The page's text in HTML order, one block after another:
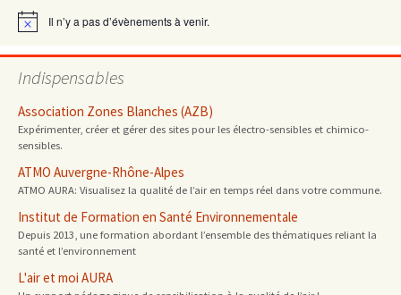
Notice Il n’y a pas d’évènements à venir.
Indispensables
Association Zones Blanches (AZB)
Expérimenter, créer et gérer des sites pour les électro-sensibles et chimico-
sensibles.
ATMO Auvergne-Rhône-Alpes
ATMO AURA: Visualisez la qualité de l’air en temps réel dans votre commune.
Institut de Formation en Santé Environnementale
Depuis 2013, une formation abordant l’ensemble des thématiques reliant la
santé et l’environnement
L'air et moi AURA